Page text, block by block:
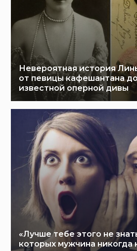
Невероятная история
от певицы кафешантана
известной оперной дивы
«Лучше тебе этого не
которых мужчина никогда